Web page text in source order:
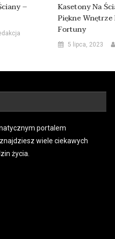
–
Kasetony Na
Piękne Wnętrze
Fortuny
5 lipca, 2023
portalem
wiele ciekawych
życia.